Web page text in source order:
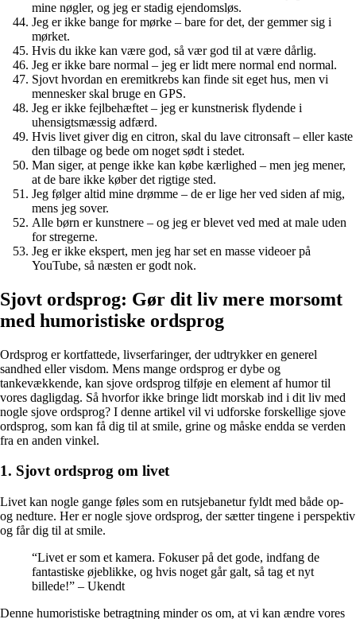
mine nøgler, og jeg er stadig ejendomsløs.
Jeg er ikke bange for mørke – bare for det, der gemmer sig i
mørket.
Hvis du ikke kan være god, så vær god til at være dårlig.
Jeg er ikke bare normal – jeg er lidt mere normal end normal.
Sjovt hvordan en eremitkrebs kan finde sit eget hus, men vi
mennesker skal bruge en GPS.
Jeg er ikke fejlbehæftet – jeg er kunstnerisk flydende i
uhensigtsmæssig adfærd.
Hvis livet giver dig en citron, skal du lave citronsaft – eller kaste
den tilbage og bede om noget sødt i stedet.
Man siger, at penge ikke kan købe kærlighed – men jeg mener,
at de bare ikke køber det rigtige sted.
Jeg følger altid mine drømme – de er lige her ved siden af mig,
mens jeg sover.
Alle børn er kunstnere – og jeg er blevet ved med at male uden
for stregerne.
Jeg er ikke ekspert, men jeg har set en masse videoer på
YouTube, så næsten er godt nok.
Sjovt ordsprog: Gør dit liv mere morsomt
med humoristiske ordsprog
Ordsprog er kortfattede, livserfaringer, der udtrykker en generel
sandhed eller visdom. Mens mange ordsprog er dybe og
tankevækkende, kan sjove ordsprog tilføje en element af humor til
vores dagligdag. Så hvorfor ikke bringe lidt morskab ind i dit liv med
nogle sjove ordsprog? I denne artikel vil vi udforske forskellige sjove
ordsprog, som kan få dig til at smile, grine og måske endda se verden
fra en anden vinkel.
1. Sjovt ordsprog om livet
Livet kan nogle gange føles som en rutsjebanetur fyldt med både op-
og nedture. Her er nogle sjove ordsprog, der sætter tingene i perspektiv
og får dig til at smile.
“Livet er som et kamera. Fokuser på det gode, indfang de
fantastiske øjeblikke, og hvis noget går galt, så tag et nyt
billede!” – Ukendt
Denne humoristiske betragtning minder os om, at vi kan ændre vores